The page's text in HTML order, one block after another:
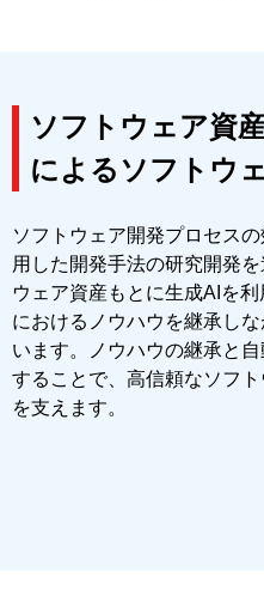
ソフトウェア資
によるソフトウ
ソフトウェア開発プロセス
用した開発手法の研究開発
ウェア資産もとに生成AIを
におけるノウハウを継承し
います。ノウハウの継承と
することで、高信頼なソフ
を支えます。